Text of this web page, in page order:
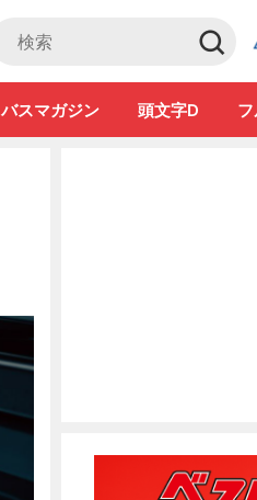
バスマガジン 頭文字D